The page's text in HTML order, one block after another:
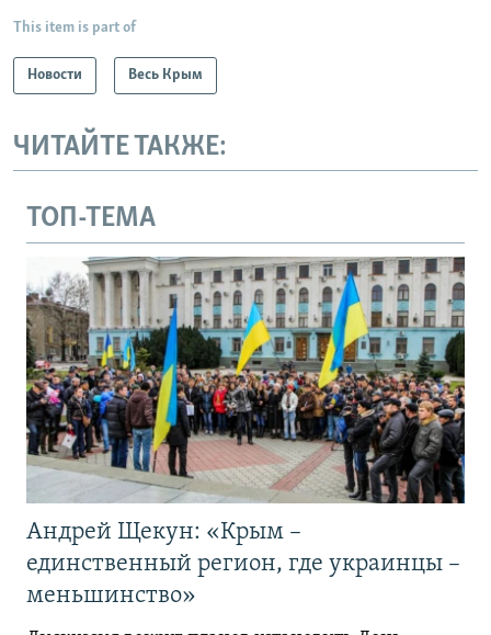
This item is part of
Новости Весь Крым
ЧИТАЙТЕ ТАКЖЕ:
ТОП-ТЕМА
Андрей Щекун: «Крым –
единственный регион, где украинцы –
меньшинство»